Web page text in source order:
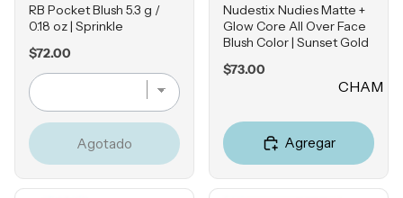
Ácido
Tranexá
Ácido
Ácido
Glicólico
Péptidos
OJOS
Cejas
ores
Máscara
s para
pestañas
CHAM
ACON
DICION
ADOR
RB Pocket Blush 5.3 g /
0.18 oz | Sprinkle
Price
$72.00
Agotado
Nudestix Nudies Matte +
Glow Core All Over Face
Blush Color | Sunset Gold
Price
$73.00
Agregar